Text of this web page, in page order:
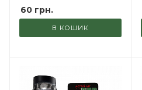
60 грн.
В КОШИК